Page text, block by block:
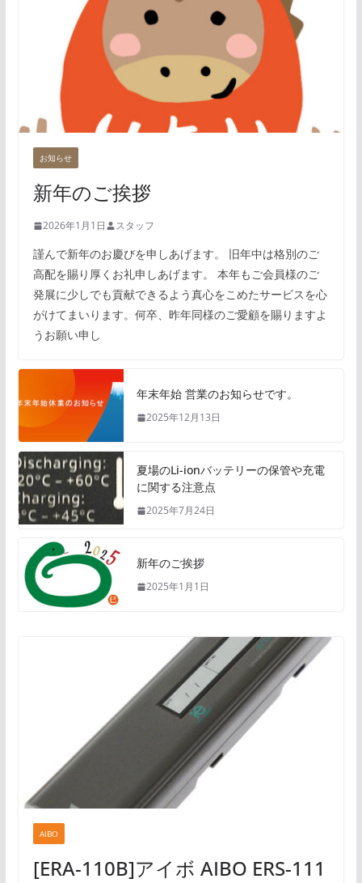
お知らせ
新年のご挨拶
2026年1月1日 スタッフ
謹んで新年のお慶びを申しあげます。 旧年中は格別のご
高配を賜り厚くお礼申しあげます。 本年もご会員様のご
発展に少しでも貢献できるよう真心をこめたサービスを心
がけてまいります。何卒、昨年同様のご愛顧を賜りますよ
うお願い申し
年末年始 営業のお知らせです。
2025年12月13日
夏場のLi-ionバッテリーの保管や充電
に関する注意点
2025年7月24日
新年のご挨拶
2025年1月1日
AIBO
[ERA-110B]アイボ AIBO ERS-111